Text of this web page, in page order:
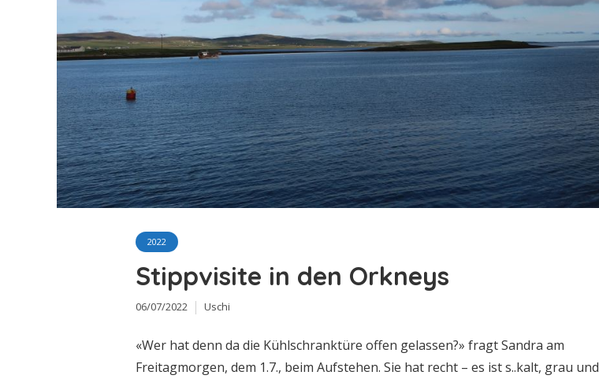
2022
Stippvisite in den Orkneys
06/07/2022 Uschi
«Wer hat denn da die Kühlschranktüre offen gelassen?» fragt Sandra am
Freitagmorgen, dem 1.7., beim Aufstehen. Sie hat recht – es ist s..kalt, grau und